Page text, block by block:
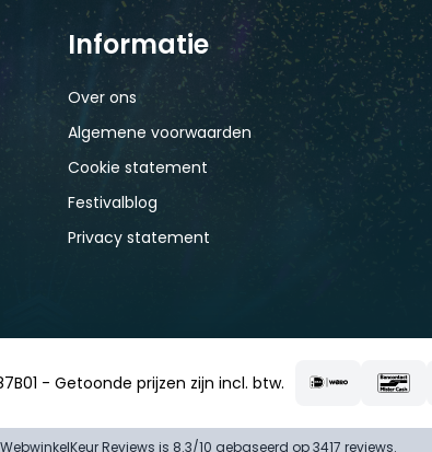
Informatie
Over ons
Algemene voorwaarden
Cookie statement
Festivalblog
Privacy statement
- Getoonde prijzen zijn incl. btw.
WebwinkelKeur Reviews is 8.3/10 gebaseerd op 3417 reviews.